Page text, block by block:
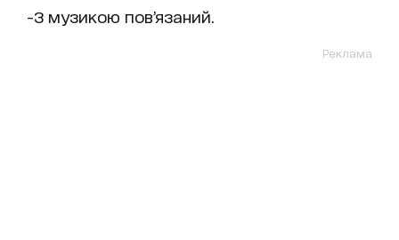
-З музикою пов’язаний.
Реклама